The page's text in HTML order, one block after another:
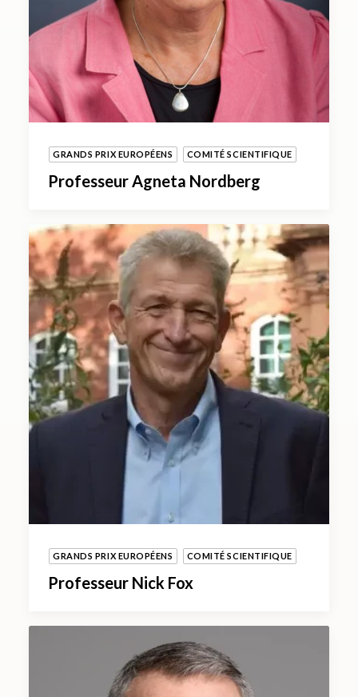
GRANDS PRIX EUROPÉENS COMITÉ SCIENTIFIQUE
Professeur Agneta Nordberg
GRANDS PRIX EUROPÉENS COMITÉ SCIENTIFIQUE
Professeur Nick Fox